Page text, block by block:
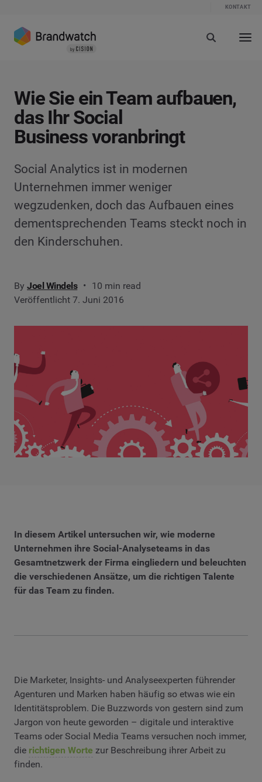
KONTAKT
Wie Sie ein Team aufbauen,
das Ihr Social
Business voranbringt
Social Analytics ist in modernen
Unternehmen immer weniger
wegzudenken, doch das Aufbauen eines
dementsprechenden Teams steckt noch in
den Kinderschuhen.
By Joel Windels
10 min read
Veröffentlicht 7. Juni 2016
In diesem Artikel untersuchen wir, wie moderne
Unternehmen ihre Social-Analyseteams in das
Gesamtnetzwerk der Firma eingliedern und beleuchten
die verschiedenen Ansätze, um die richtigen Talente
für das Team zu finden.
Die Marketer, Insights- und Analyseexperten führender
Agenturen und Marken haben häufig so etwas wie ein
Identitätsproblem. Die Buzzwords von gestern sind zum
Jargon von heute geworden – digitale und interaktive
Teams oder Social Media Teams versuchen noch immer,
die richtigen Worte zur Beschreibung ihrer Arbeit zu
finden.